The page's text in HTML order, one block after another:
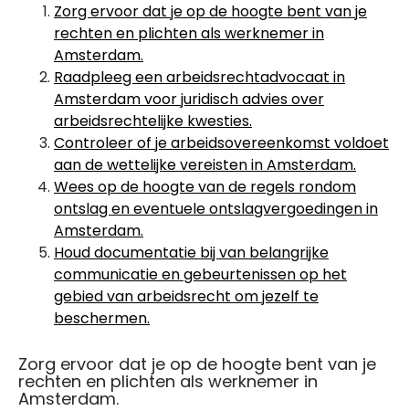
Zorg ervoor dat je op de hoogte bent van je
rechten en plichten als werknemer in
Amsterdam.
Raadpleeg een arbeidsrechtadvocaat in
Amsterdam voor juridisch advies over
arbeidsrechtelijke kwesties.
Controleer of je arbeidsovereenkomst voldoet
aan de wettelijke vereisten in Amsterdam.
Wees op de hoogte van de regels rondom
ontslag en eventuele ontslagvergoedingen in
Amsterdam.
Houd documentatie bij van belangrijke
communicatie en gebeurtenissen op het
gebied van arbeidsrecht om jezelf te
beschermen.
Zorg ervoor dat je op de hoogte bent van je
rechten en plichten als werknemer in
Amsterdam.